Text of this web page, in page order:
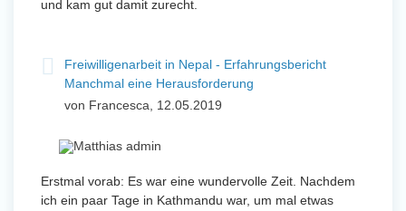
und kam gut damit zurecht.
Freiwilligenarbeit in Nepal - Erfahrungsbericht
Manchmal eine Herausforderung
von Francesca, 12.05.2019
Erstmal vorab: Es war eine wundervolle Zeit. Nachdem
ich ein paar Tage in Kathmandu war, um mal etwas